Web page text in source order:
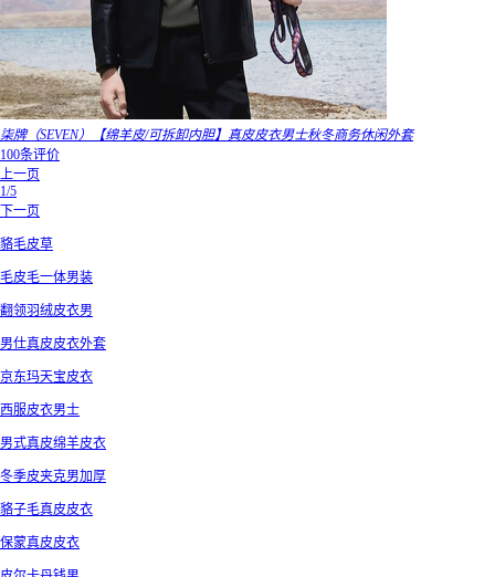
柒牌（SEVEN）【绵羊皮/可拆卸内胆】真皮皮衣男士秋冬商务休闲外套
100条评价
上一页
1/5
下一页
貉毛皮草
毛皮毛一体男装
翻领羽绒皮衣男
男仕真皮皮衣外套
京东玛天宝皮衣
西服皮衣男士
男式真皮绵羊皮衣
冬季皮夹克男加厚
貉子毛真皮皮衣
保蒙真皮皮衣